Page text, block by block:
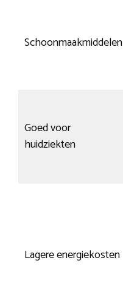
Schoonmaakmiddelen
Goed voor
huidziekten
Lagere energiekosten